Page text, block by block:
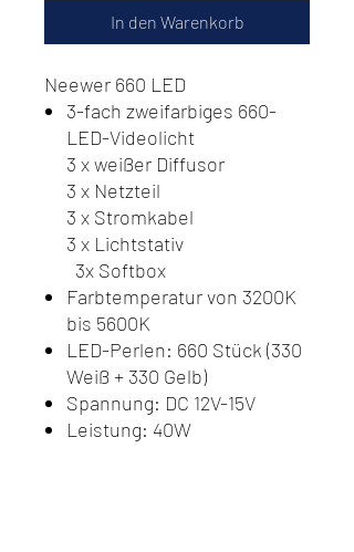
In den Warenkorb
Neewer 660 LED
3-fach zweifarbiges 660-
LED-Videolicht
3 x weißer Diffusor
3 x Netzteil
3 x Stromkabel
3 x Lichtstativ
3x Softbox
Farbtemperatur von 3200K
bis 5600K
LED-Perlen: 660 Stück (330
Weiß + 330 Gelb)
Spannung: DC 12V-15V
Leistung: 40W